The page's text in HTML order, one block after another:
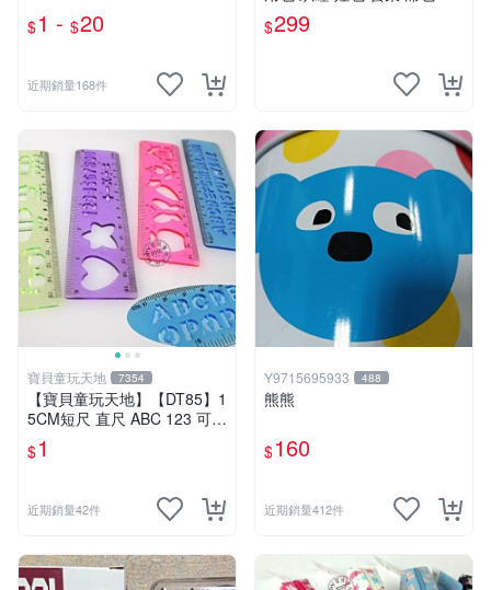
$1 - $20
近期銷量168件
款 美樂蒂 布丁狗 大耳狗 庫
洛米 帕恰狗
$299
寶貝童玩天地 7354
【寶貝童玩天地】【DT85】1
5CM短尺 直尺 ABC 123 可愛
花樣~1支 特價1元
$1
近期銷量42件
Y9715695933 488
熊熊
$160
近期銷量412件